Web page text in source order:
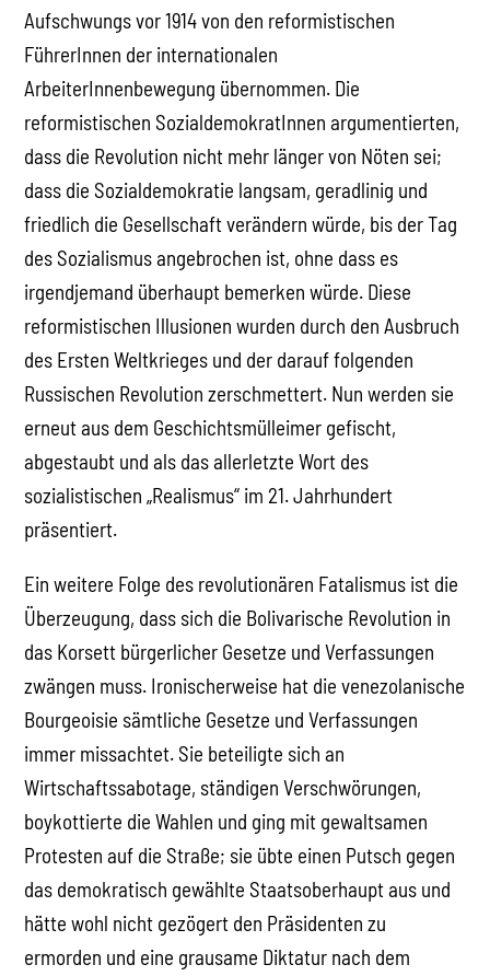
Aufschwungs vor 1914 von den reformistischen
FührerInnen der internationalen
ArbeiterInnenbewegung übernommen. Die
reformistischen SozialdemokratInnen argumentierten,
dass die Revolution nicht mehr länger von Nöten sei;
dass die Sozialdemokratie langsam, geradlinig und
friedlich die Gesellschaft verändern würde, bis der Tag
des Sozialismus angebrochen ist, ohne dass es
irgendjemand überhaupt bemerken würde. Diese
reformistischen Illusionen wurden durch den Ausbruch
des Ersten Weltkrieges und der darauf folgenden
Russischen Revolution zerschmettert. Nun werden sie
erneut aus dem Geschichtsmülleimer gefischt,
abgestaubt und als das allerletzte Wort des
sozialistischen „Realismus“ im 21. Jahrhundert
präsentiert.
Ein weitere Folge des revolutionären Fatalismus ist die
Überzeugung, dass sich die Bolivarische Revolution in
das Korsett bürgerlicher Gesetze und Verfassungen
zwängen muss. Ironischerweise hat die venezolanische
Bourgeoisie sämtliche Gesetze und Verfassungen
immer missachtet. Sie beteiligte sich an
Wirtschaftssabotage, ständigen Verschwörungen,
boykottierte die Wahlen und ging mit gewaltsamen
Protesten auf die Straße; sie übte einen Putsch gegen
das demokratisch gewählte Staatsoberhaupt aus und
hätte wohl nicht gezögert den Präsidenten zu
ermorden und eine grausame Diktatur nach dem